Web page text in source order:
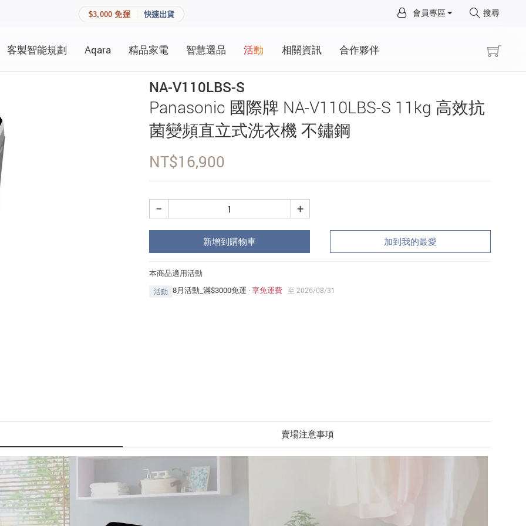
$3,000 免運 快速出貨 會員專區 搜尋
客製智能規劃 Aqara 精品家電 智慧選品 活動 相關資訊 合作夥伴
NA-V110LBS-S
Panasonic 國際牌 NA-V110LBS-S 11kg 高效抗
菌變頻直立式洗衣機 不鏽鋼
NT$16,900
+
−
新增到購物車 加到我的最愛
本商品適用活動
活動 8月活動_滿$3000免運 ·享免運費 至 2026/08/31
賣場注意事項
×
會員資料管理
加入 JARVIS VIP